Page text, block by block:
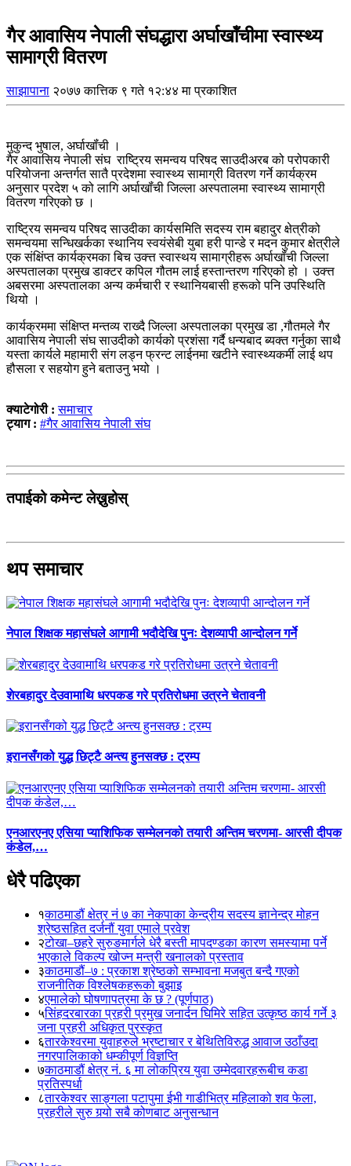
गैर आवासिय नेपाली संघद्धारा अर्घाखॉंचीमा स्वास्थ्य
सामाग्री वितरण
साझापाना २०७७ कात्तिक ९ गते १२:४४ मा प्रकाशित
मुकुन्द भुषाल, अर्घाखॉंची ।
गैर आवासिय नेपाली संघ राष्ट्रिय समन्वय परिषद साउदीअरब को परोपकारी
परियोजना अन्तर्गत सातै प्रदेशमा स्वास्थ्य सामाग्री वितरण गर्ने कार्यक्रम
अनुसार प्रदेश ५ को लागि अर्घाखॉंची जिल्ला अस्पतालमा स्वास्थ्य सामाग्री
वितरण गरिएको छ ।
राष्ट्रिय समन्वय परिषद साउदीका कार्यसमिति सदस्य राम बहादुर क्षेत्रीको
समन्वयमा सन्धिखर्कका स्थानिय स्वयंसेबी युबा हरी पान्डे र मदन कुमार क्षेत्रीले
एक संक्षिंप्त कार्यक्रमका बिच उक्त्त स्वास्थय सामाग्रीहरू अर्घाखॉंची जिल्ला
अस्पतालका प्रमुख डाक्टर कपिल गौतम लाई हस्तान्तरण गरिएको हो । उक्त्त
अबसरमा अस्पतालका अन्य कर्मचारी र स्थानियबासी हरूको पनि उपस्थिति
थियो ।
कार्यक्रममा संक्षिप्त मन्तव्य राख्दै जिल्ला अस्पतालका प्रमुख डा ,गौतमले गैर
आवासिय नेपाली संघ साउदीको कार्यको प्रशंसा गर्दै धन्यबाद ब्यक्त गर्नुका साथै
यस्ता कार्यले महामारी संग लड्न फ्रन्ट लाईनमा खटीने स्वास्थ्यकर्मी लाई थप
हौसला र सहयोग हुने बताउनु भयो ।
क्याटेगोरी :समाचार
ट्याग : #गैर आवासिय नेपाली संघ
तपाईको कमेन्ट लेख्नुहोस्
थप समाचार
नेपाल शिक्षक महासंघले आगामी भदौदेखि पुनः देशव्यापी आन्दोलन गर्ने
शेरबहादुर देउवामाथि धरपकड गरे प्रतिरोधमा उत्रने चेतावनी
इरानसँगको युद्ध छिट्टै अन्त्य हुनसक्छ : ट्रम्प
एनआरएनए एसिया प्याशिफिक सम्मेलनको तयारी अन्तिम चरणमा- आरसी दीपक
कंडेल,…
धेरै पढिएका
१काठमाडौं क्षेत्र नं ७ का नेकपाका केन्द्रीय सदस्य ज्ञानेन्द्र मोहन
श्रेष्ठसहित दर्जनौं युवा एमाले प्रवेश
२टोखा–छहरे सुरुङमार्गले धेरै बस्ती मापदण्डका कारण समस्यामा पर्ने
भएकाले विकल्प खोज्न मन्त्री खनालको प्रस्ताव
३काठमाडौं–७ : प्रकाश श्रेष्ठको सम्भावना मजबुत बन्दै गएको
राजनीतिक विश्लेषकहरूको बुझाइ
४एमालेको घोषणापत्रमा के छ ? (पूर्णपाठ)
५सिंहदरबारका प्रहरी प्रमुख जनार्दन घिमिरे सहित उत्कृष्ठ कार्य गर्ने ३
जना प्रहरी अधिकृत पुरस्कृत
६तारकेश्वरमा युवाहरुले भ्रष्टाचार र बेथितिविरुद्ध आवाज उठाँउदा
नगरपालिकाको धम्कीपूर्ण विज्ञप्ति
७काठमाडौं क्षेत्र नं. ६ मा लोकप्रिय युवा उम्मेदवारहरूबीच कडा
प्रतिस्पर्धा
८तारकेश्वर साङ्गला पटापुमा ईभी गाडीभित्र महिलाको शव फेला,
प्रहरीले सुरु गर्‍यो सबै कोणबाट अनुसन्धान